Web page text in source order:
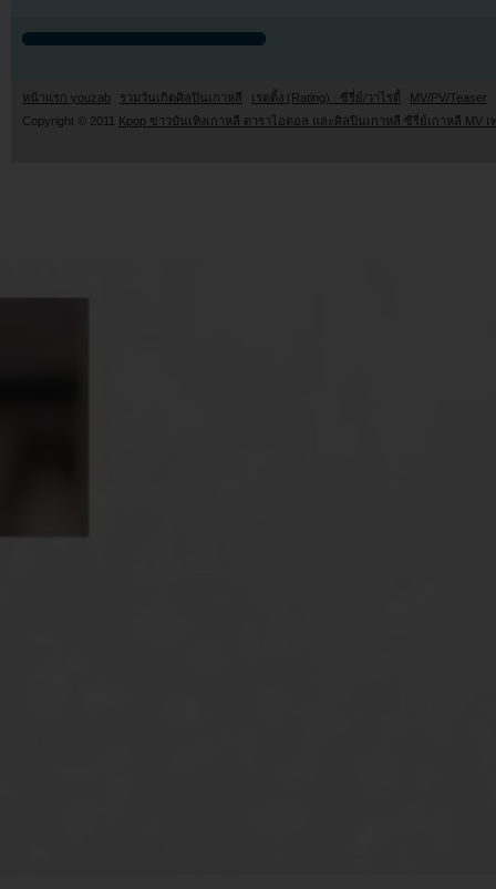
หน้าแรก youzab รวมวันเกิดศิลปินเกาหลี เรตติ้ง (Rating) : ซีรี่ย์/วาไรตี้
MV/PV/Teaser
Copyright © 2011 Kpop ข่าวบันเทิงเกาหลี ดาราไอดอล และศิลปินเกาหลี ซีรี่ย์เกาหลี MV